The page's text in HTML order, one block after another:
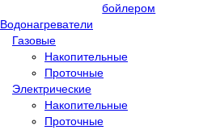
бойлером
Водонагреватели
Газовые
Накопительные
Проточные
Электрические
Накопительные
Проточные